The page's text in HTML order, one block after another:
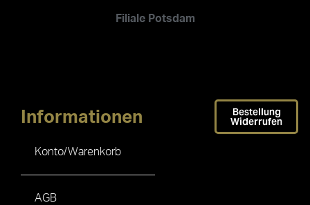
Filiale Potsdam
Informationen
Konto/Warenkorb
AGB
Bestellung
Widerrufen